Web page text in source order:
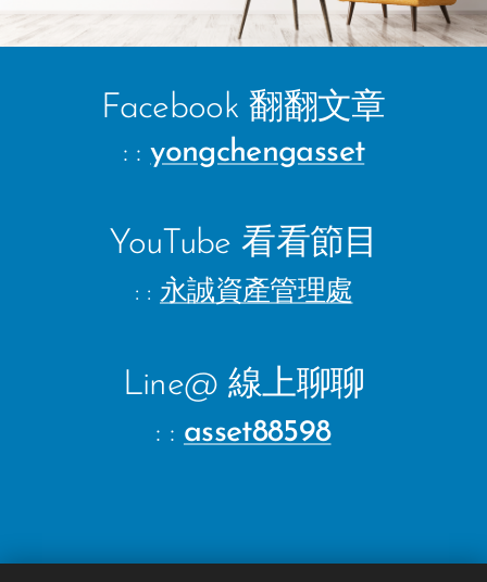
Facebook 翻翻文章
: :yongchengasset
YouTube 看看節目
: : 永誠資產管理處
Line@ 線上聊聊
: : asset88598